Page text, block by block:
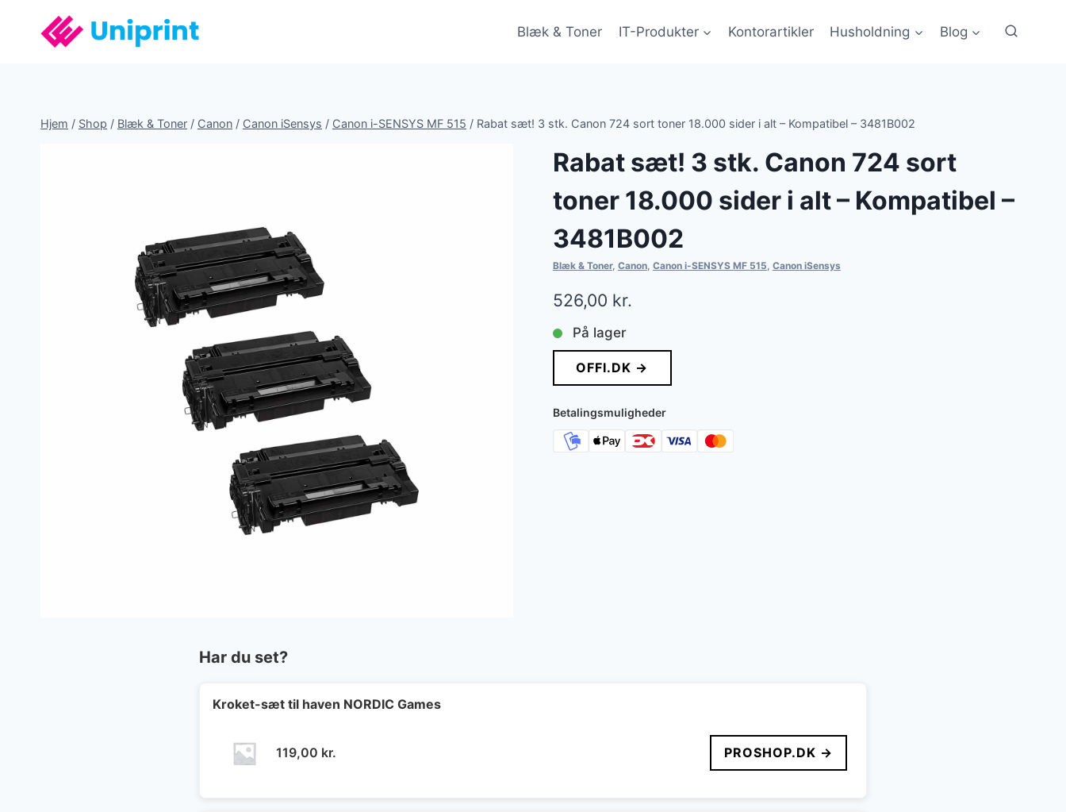
Blæk & Toner IT-Produkter Kontorartikler Husholdning Blog
Hjem / Shop / Blæk & Toner / Canon / Canon iSensys / Canon i-SENSYS MF 515 / Rabat sæt! 3 stk. Canon 724 sort toner 18.000 sider i alt – Kompatibel – 3481B002
Rabat sæt! 3 stk. Canon 724 sort
toner 18.000 sider i alt – Kompatibel –
3481B002
Blæk & Toner, Canon, Canon i-SENSYS MF 515, Canon iSensys
526,00 kr.
På lager
OFFI.DK →
Betalingsmuligheder
Har du set?
Kroket-sæt til haven NORDIC Games
119,00 kr. PROSHOP.DK →